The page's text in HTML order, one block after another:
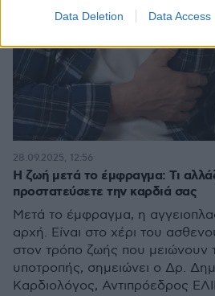
Data Deletion Data Access
Η ζωή μετά το έμφραγμα: Τι
προστατεύσετε την καρδιά σας
Μετά το έμφραγμα, η
αρχή. Είναι στο χέρι του
στον τρόπο ζωής που μειώνουν
υποτροπής, σημειώνει ο Δρ.
Καρδιολόγος, Αντιπρόεδρος
28.09.2025, 12:56